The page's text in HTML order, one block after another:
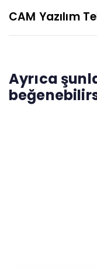
CAM Yazılım
Ayrıca